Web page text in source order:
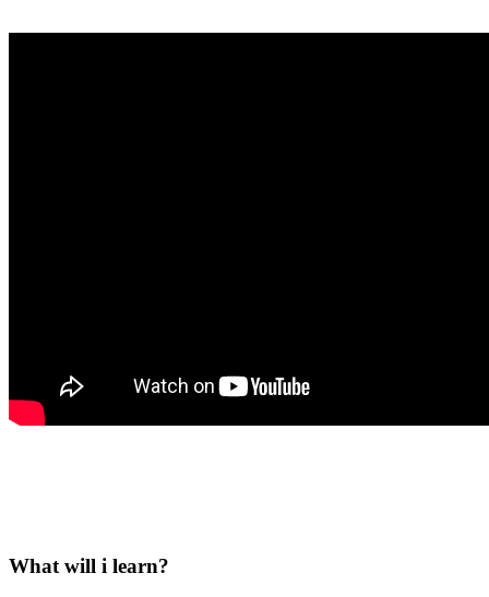
What will i learn?